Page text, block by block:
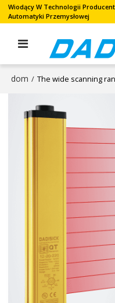
Wiodący W Technologii
Automatyki Przemysłowej
dom / The wide scanning